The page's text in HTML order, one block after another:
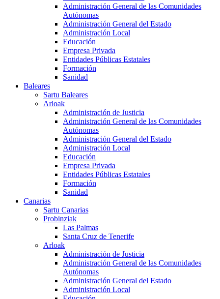
Administración General de las Comunidades
Autónomas
Administración General del Estado
Administración Local
Educación
Empresa Privada
Entidades Públicas Estatales
Formación
Sanidad
Baleares
Sartu Baleares
Arloak
Administración de Justicia
Administración General de las Comunidades
Autónomas
Administración General del Estado
Administración Local
Educación
Empresa Privada
Entidades Públicas Estatales
Formación
Sanidad
Canarias
Sartu Canarias
Probinziak
Las Palmas
Santa Cruz de Tenerife
Arloak
Administración de Justicia
Administración General de las Comunidades
Autónomas
Administración General del Estado
Administración Local